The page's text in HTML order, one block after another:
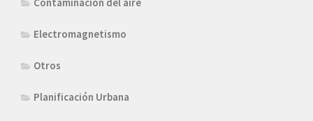
Contaminación del aire
Electromagnetismo
Otros
Planificación Urbana